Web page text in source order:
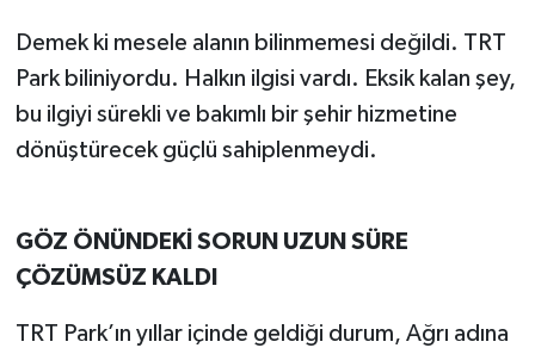
Demek ki mesele alanın bilinmemesi değildi. TRT
Park biliniyordu. Halkın ilgisi vardı. Eksik kalan şey,
bu ilgiyi sürekli ve bakımlı bir şehir hizmetine
dönüştürecek güçlü sahiplenmeydi.
GÖZ ÖNÜNDEKİ SORUN UZUN SÜRE
ÇÖZÜMSÜZ KALDI
TRT Park’ın yıllar içinde geldiği durum, Ağrı adına